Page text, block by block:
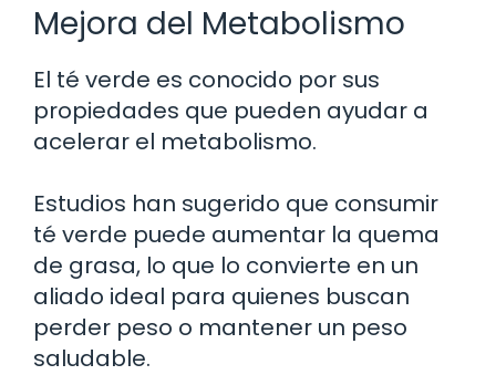
Mejora del Metabolismo
El té verde es conocido por sus
propiedades que pueden ayudar a
acelerar el metabolismo.
Estudios han sugerido que consumir
té verde puede aumentar la quema
de grasa, lo que lo convierte en un
aliado ideal para quienes buscan
perder peso o mantener un peso
saludable.